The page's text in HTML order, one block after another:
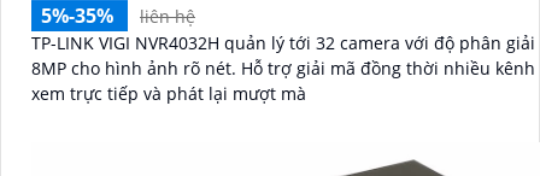
5%-35%
liên hệ
TP-LINK VIGI NVR4032H quản lý tới 32 camera với độ phân
8MP cho hình ảnh rõ nét. Hỗ trợ giải mã đồng thời nhiều kênh giúp
xem trực tiếp và phát lại mượt mà